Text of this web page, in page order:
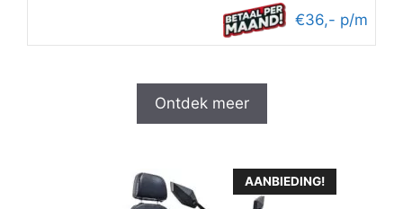
€36,- p/m
Ontdek meer
AANBIEDING!